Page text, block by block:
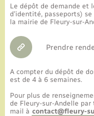
Actualités
Le dépôt de demande et
d’identité, passeports)
la mairie de Fleury-sur-
Prendre
A compter du dépôt de
est de 4 à 6 semaines.
Pour plus de
de Fleury-sur-Andelle par
mail à contact@fleury-